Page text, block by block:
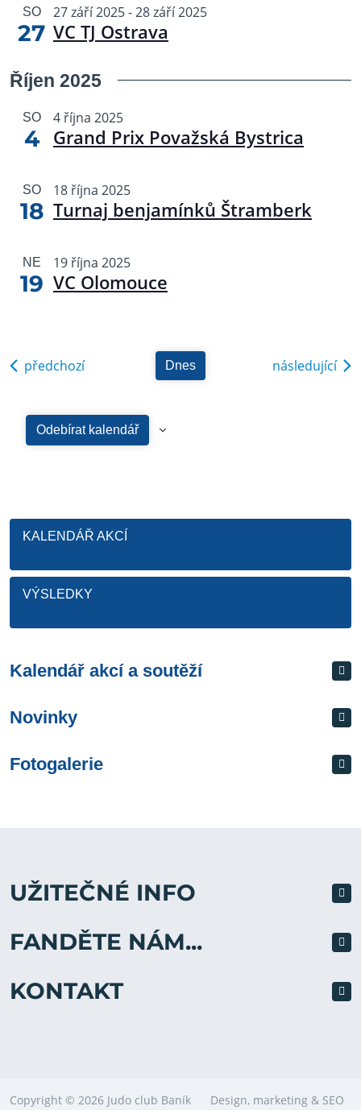
SO
27 VC TJ Ostrava
27 září 2025-28 září 2025
Říjen 2025
SO
4 Grand Prix Považská Bystrica
4 října 2025
SO
18 Turnaj benjamínků Štramberk
18 října 2025
NE
19 VC Olomouce
19 října 2025
předchozíakce Dnes následující
Odebírat kalendář
KALENDÁŘ AKCÍ
VÝSLEDKY
Kalendář akcí a soutěží
Novinky
Fotogalerie
UŽITEČNÉ INFO
FANDĚTE NÁM...
KONTAKT
Copyright © 2026 Judo club Baník
Design, marketing & SEO